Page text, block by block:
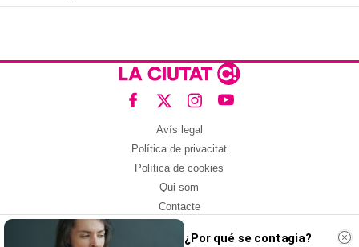
Avís legal
Política de privacitat
Política de cookies
Qui som
Contacte
Xarxes socials
¿Por qué se contagia?